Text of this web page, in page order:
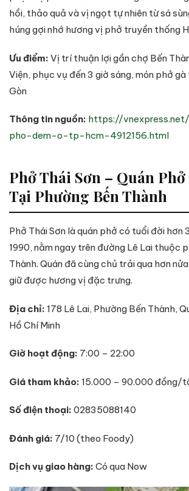
hồi, thảo quả và vị ngọt tự nhiên từ sá
húng gợi nhớ hương vị phở truyền thống
Ưu điểm: Vị trí thuận lợi gần chợ Bến
Viện, phục vụ đến 3 giờ sáng, món phở
Gòn
Thông tin nguồn: https://
pho-dem-o-tp-hcm-4912156.html
Phở Thái Sơn – Quán
Tại Phường Bến Thành
Phở Thái Sơn là quán phở có tuổi đời hơn
1990, nằm ngay trên đường Lê Lai thuộc
Thành. Quán đã cùng chủ trải qua hơn
giữ được hương vị đặc trưng.
Địa chỉ: 178 Lê Lai, Phường Bến Thành,
Hồ Chí Minh
Giờ hoạt động: 7:00 – 22:00
Giá tham khảo: 15.000 – 90.000 đồng/
Số điện thoại: 02835088140
Đánh giá: 7/10 (theo Foody)
Dịch vụ giao hàng: Có qua Now